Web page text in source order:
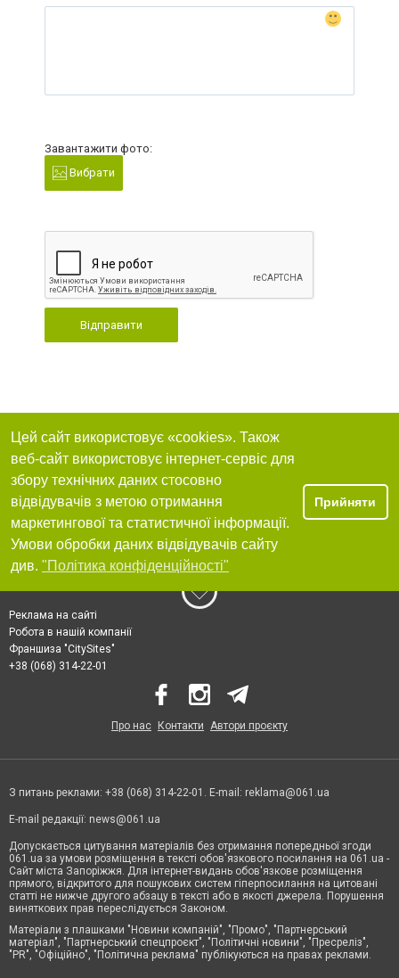
Завантажити фото:
Вибрати
Відправити
Цей сайт використовує «cookies». Також
веб-сайт використовує інтернет-сервіс для
збору технічних даних стосовно
відвідувачів з метою отримання
маркетингової та статистичної інформації.
Умови обробки даних відвідувачів сайту
див. "Політика конфіденційності"
Прийняти
Реклама на сайті
Робота в нашій компанії
Франшиза "CitySites"
+38 (068) 314-22-01
Про нас Контакти Автори проєкту
З питань реклами: +38 (068) 314-22-01. E-mail: reklama@061.ua
E-mail редакції: news@061.ua
Допускається цитування матеріалів без отримання попередньої згоди
061.ua за умови розміщення в тексті обов'язкового посилання на 061.ua -
Сайт міста Запоріжжя. Для інтернет-видань обов'язкове розміщення
прямого, відкритого для пошукових систем гіперпосилання на цитовані
статті не нижче другого абзацу в тексті або в якості джерела. Порушення
виняткових прав переслідується Законом.
Матеріали з плашками "Новини компаній", "Промо", "Партнерський
матеріал", "Партнерський спецпроєкт", "Політичні новини", "Пресреліз",
"PR", "Офіційно", "Політична реклама" публікуються на правах реклами.